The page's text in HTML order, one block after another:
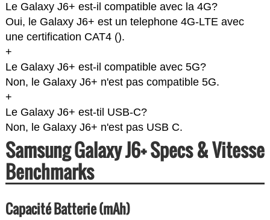
Le Galaxy J6+ est-il compatible avec la 4G?
Oui, le Galaxy J6+ est un telephone 4G-LTE avec
une certification CAT4 ().
+
Le Galaxy J6+ est-il compatible avec 5G?
Non, le Galaxy J6+ n'est pas compatible 5G.
+
Le Galaxy J6+ est-til USB-C?
Non, le Galaxy J6+ n'est pas USB C.
Samsung Galaxy J6+ Specs & Vitesse
Benchmarks
Capacité Batterie (mAh)